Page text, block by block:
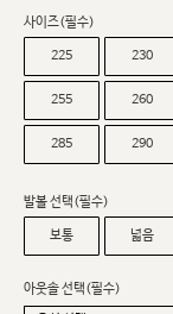
사이즈(필수)
225 230
255 260
285 290
발볼 선택(필수)
보통 넓음
아웃솔 선택(필수)